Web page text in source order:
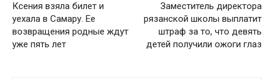
Ксения взяла билет и
уехала в Самару. Ее
возвращения родные ждут
уже пять лет
Заместитель директора
рязанской школы выплатит
штраф за то, что девять
детей получили ожоги глаз